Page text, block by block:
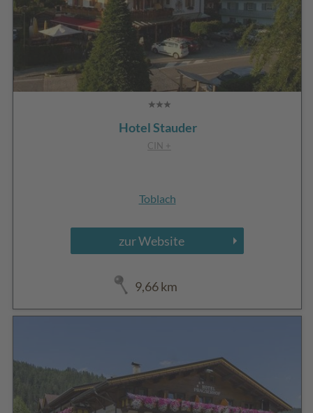
Hotel Stauder
CIN +
Toblach
zur Website
9,66 km